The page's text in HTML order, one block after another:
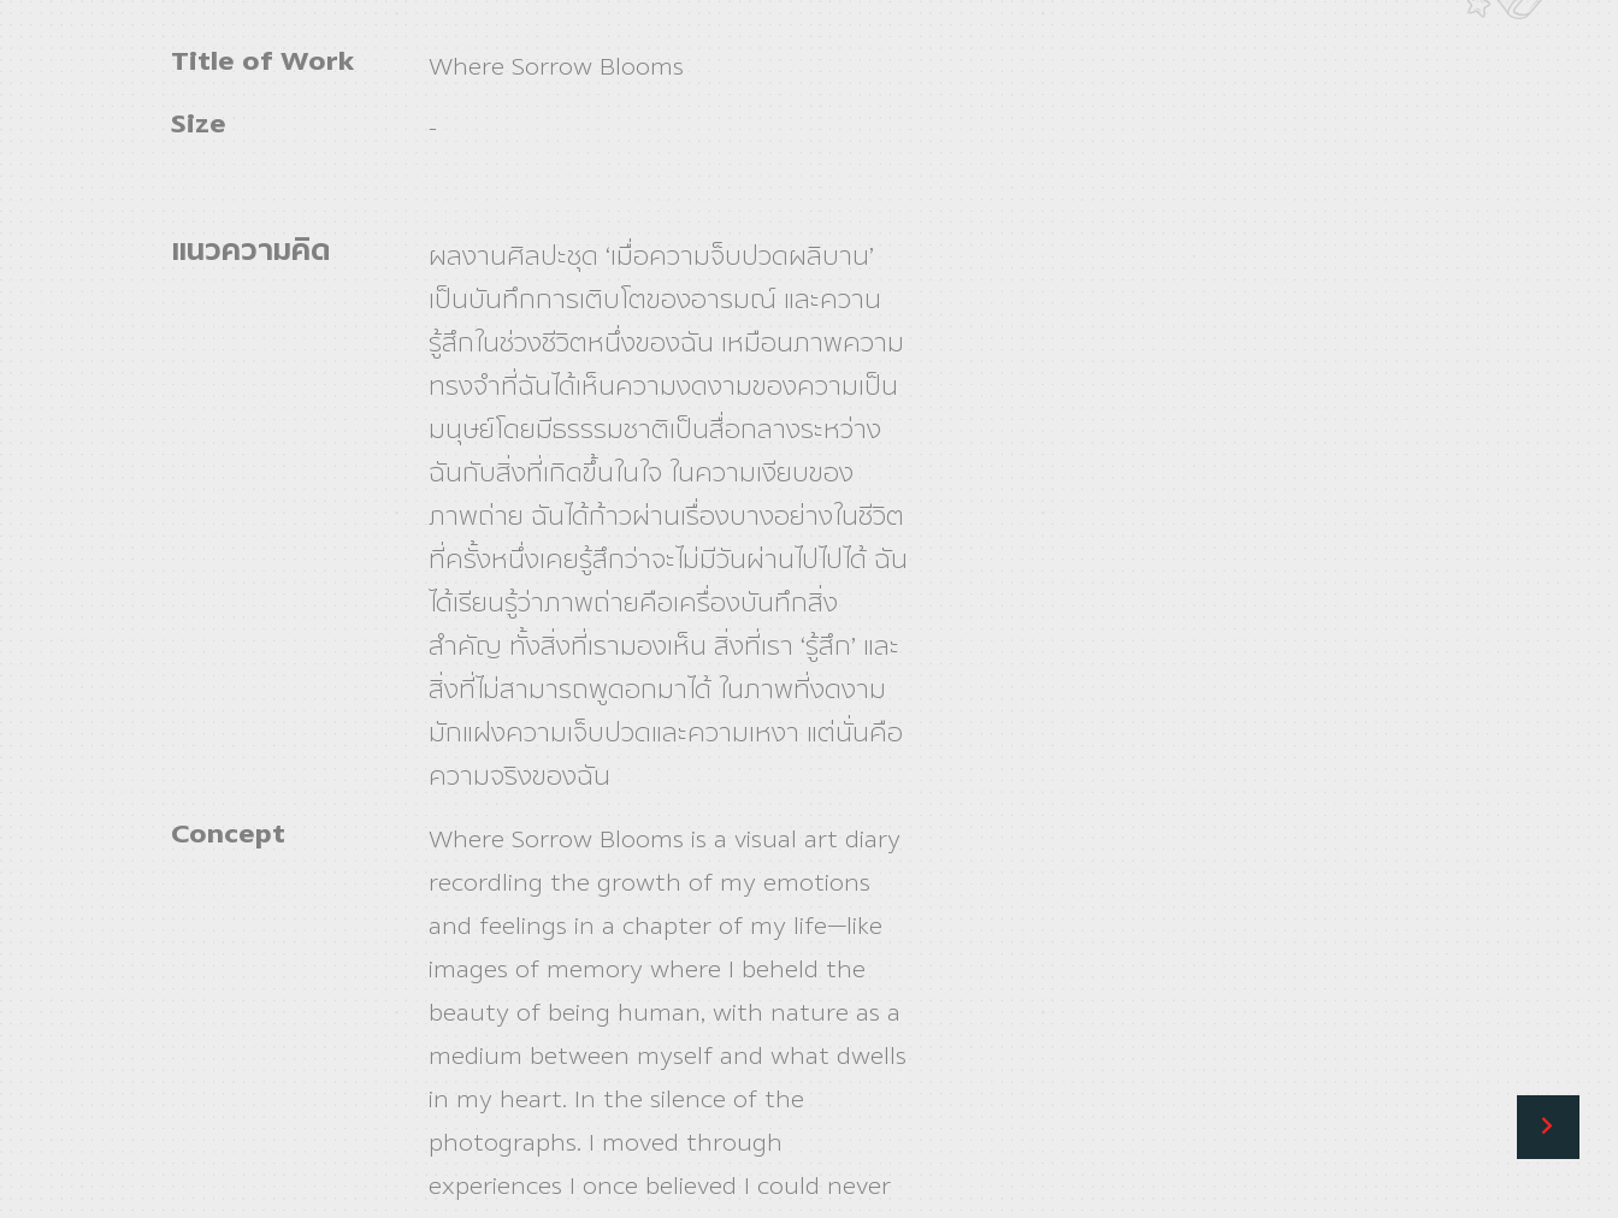
Title of Work Where Sorrow Blooms
Size -
แนวความคิด
ผลงานศิลปะชุด ‘เมื่อความจ็บปวดผลิบาน’
เป็นบันทึกการเติบโตของอารมณ์ และควาน
รู้สึกในช่วงชีวิตหนึ่งของฉัน เหมือนภาพความ
ทรงจำที่ฉันได้เห็นความงดงามของความเป็น
มนุษย์โดยมีธรรรมชาติเป็นสื่อกลางระหว่าง
ฉันกับสิ่งที่เกิดขึ้นในใจ ในความเงียบของ
ภาพถ่าย ฉันได้ก้าวผ่านเรื่องบางอย่างในชีวิต
ที่ครั้งหนึ่งเคยรู้สึกว่าจะไม่มีวันผ่านไปไปได้ ฉัน
ได้เรียนรู้ว่าภาพถ่ายคือเครื่องบันทึกสิ่ง
สำคัญ ทั้งสิ่งที่เรามองเห็น สิ่งที่เรา ‘รู้สึก’ และ
สิ่งที่ไม่สามารถพูดอกมาได้ ในภาพที่งดงาม
มักแฝงความเจ็บปวดและความเหงา แต่นั่นคือ
ความจริงของฉัน
Concept
Where Sorrow Blooms is a visual art diary
recordling the growth of my emotions
and feelings in a chapter of my life—like
images of memory where I beheld the
beauty of being human, with nature as a
medium between myself and what dwells
in my heart. In the silence of the
photographs. I moved through
experiences I once believed I could never